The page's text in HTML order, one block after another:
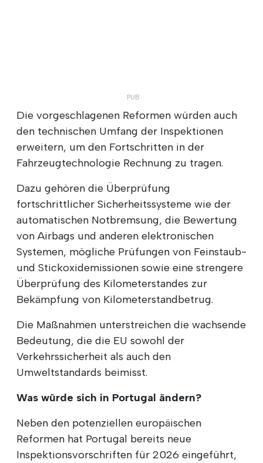
Die vorgeschlagenen Reformen würden auch
den technischen Umfang der Inspektionen
erweitern, um den Fortschritten in der
Fahrzeugtechnologie Rechnung zu tragen.
Dazu gehören die Überprüfung
fortschrittlicher Sicherheitssysteme wie der
automatischen Notbremsung, die Bewertung
von Airbags und anderen elektronischen
Systemen, mögliche Prüfungen von Feinstaub-
und Stickoxidemissionen sowie eine strengere
Überprüfung des Kilometerstandes zur
Bekämpfung von Kilometerstandbetrug.
Die Maßnahmen unterstreichen die wachsende
Bedeutung, die die EU sowohl der
Verkehrssicherheit als auch den
Umweltstandards beimisst.
Was würde sich in Portugal ändern?
Neben den potenziellen europäischen
Reformen hat Portugal bereits neue
Inspektionsvorschriften für 2026 eingeführt,